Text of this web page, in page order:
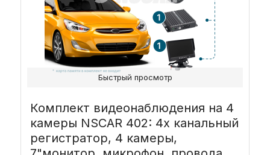
Комплект видеонаблюдения на 4
камеры NSCAR 402: 4х канальный
регистратор, 4 камеры,
Быстрый просмотр